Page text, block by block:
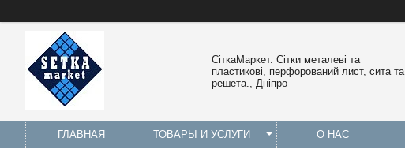
СіткаМаркет. Cітки металеві та
пластикові, перфорований лист, сита та
решета., Дніпро
ГЛАВНАЯ ТОВАРЫ И УСЛУГИ О НАС